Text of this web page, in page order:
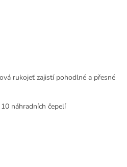
rukojeť zajistí pohodlné a přesné
náhradních čepelí